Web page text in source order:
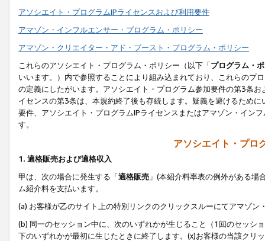
アソシエイト・プログラムIPライセンスおよび利用要件
アマゾン・インフルエンサー・プログラム・ポリシー
アマゾン・クリエイター・アド・ブースト・プログラム・ポリシー
これらのアソシエイト・プログラム・ポリシー（以下「プログラム・
いいます。）内で参照することにより組み込まれており、これらのプ
の定義にしたがいます。アソシエイト・プログラム参加要件の第3条
イセンスの第3条は、本規約終了後も存続します。疑義を避けるため
要件、アソシエイト・プログラムIPライセンスまたはアマゾン・イン
す。
アソシエイト・プロ
1. 適格販売および適格収入
甲は、次の場合に発生する「適格販売 」(本紹介料率表の例外がある
ム紹介料を支払います。
(a) お客様が乙のサイト上の特別リンクのクリックスルーにてアマゾン
(b) 同一のセッション中に、次のいずれかが生じること（1回のセッシ
下のいずれかが最初に生じたときに終了します。(x)お客様の当該ク